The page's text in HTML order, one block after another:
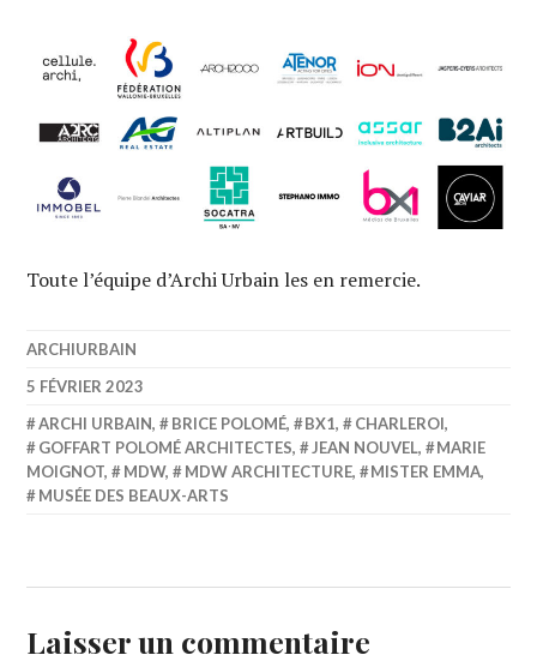
Toute l’équipe d’Archi Urbain les en remercie.
ARCHIURBAIN
5 FÉVRIER 2023
ARCHI URBAIN, BRICE POLOMÉ, BX1, CHARLEROI,
GOFFART POLOMÉ ARCHITECTES, JEAN NOUVEL,
MARIE
MOIGNOT, MDW, MDW ARCHITECTURE, MISTER EMMA,
MUSÉE DES BEAUX-ARTS
Laisser un commentaire